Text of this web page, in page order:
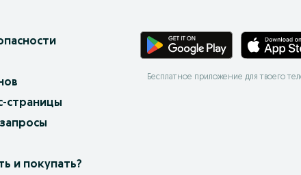
страницы
и покупать?
Бесплатное приложение для твоего